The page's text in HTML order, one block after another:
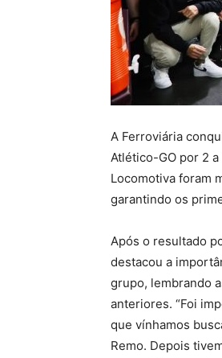
A Ferroviária
Atlético-GO por 2
Locomotiva foram
garantindo os
Após o resultado
destacou a
grupo, lembrando
anteriores. “Foi
que vínhamos
Remo. Depois